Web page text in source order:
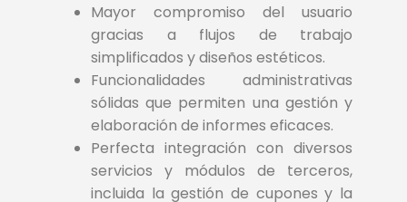
Mayor compromiso del usuario
gracias a flujos de trabajo
simplificados y diseños estéticos.
Funcionalidades administrativas
sólidas que permiten una gestión y
elaboración de informes eficaces.
Perfecta integración con diversos
servicios y módulos de terceros,
incluida la gestión de cupones y la